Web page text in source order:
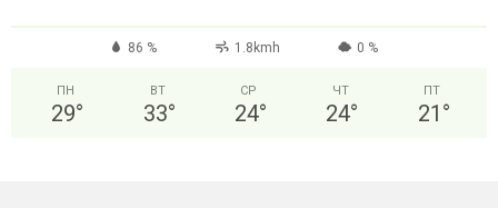
86 % 1.8kmh 0 %
ПН
29°
ВТ
33°
СР
24°
ЧТ
24°
ПТ
21 °